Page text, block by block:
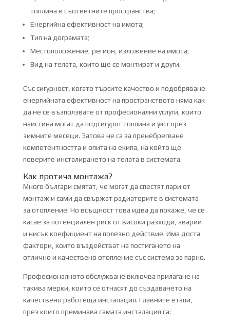
топлина в съответните пространства;
Енергийна ефективност на имота;
Тип на дограмата;
Местоположение, регион, изложение на имота;
Вид на телата, които ще се монтират и други.
Със сигурност, когато търсите качество и подобряване
енергийната ефективност на пространството няма как
да не се възползвате от професионални услуги, които
наистина могат да подсигурят топлина и уют през
зимните месеци. Затова не са за пренебрегване
компетентността и опита на екипа, на който ще
поверите инсталирането на телата в системата.
Как протича монтажа?
Много българи смятат, че могат да спестят пари от
монтаж и сами да свържат радиаторите в системата
за отопление. Но всъщност това идва да покаже, че се
касае за потенциален риск от високи разходи, аварии
и нисък коефициент на полезно действие. Има доста
фактори, които въздействат на постигането на
отлично и качествено отопление със система за парно.
Професионалното обслужване включва прилагане на
такива мерки, които се отнасят до създаването на
качествено работеща инсталация. Главните етапи,
през които преминава самата инсталация са: